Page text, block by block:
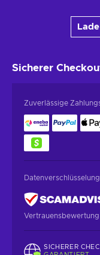
Sicherer
Zuverlässige
Vertrauensbewertung
SICHERER